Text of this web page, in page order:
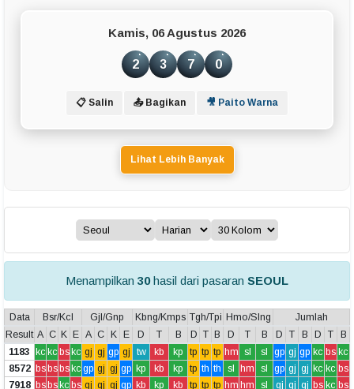
Kamis, 06 Agustus 2026
2 3 7 0
📋 Salin 📤 Bagikan 🎥 Paito Warna
Lihat Lebih Banyak
Menampilkan 30hasil dari pasaran SEOUL
Data Bsr/Kcl Gjl/Gnp Kbng/Kmps Tgh/Tpi Hmo/Slng
Jumlah
Result A C K E A C K E D T B D T B D T B D T B D T
B
1183 kc kc bskc gj gj gp gj tw kb kp tp tp tp hm sl sl gp gj gp kc bs kc
8572 bsbsbskc gp gj gj gp kp kb kp tp th th sl hm sl gp gj gj kc kc bs
7918 bsbskc bs gj gj gj gp kb kp kb tp tp tp hm hm sl gj gj gj bs kc bs